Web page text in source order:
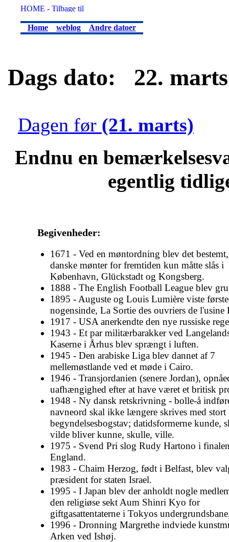
Home weblog Andre datoer
Dags dato: 22.
Dagen før (21. marts)
Endnu en
egentlig
Begivenheder:
1671 - Ved en møntordning blev det
danske mønter for fremtiden kun måtte slås i
København, Glückstadt og Kongsberg.
1888 - The English Football League blev
1895 - Auguste og Louis Lumière viste
nogensinde, La Sortie des ouvriers de l'usine
1917 - USA anerkendte den nye russiske
1943 - Et par militærbarakker ved
Kaserne i Århus blev sprængt i luften.
1945 - Den arabiske Liga blev dannet af 7
mellemøstlande ved et møde i Cairo.
1946 - Transjordanien (senere Jordan),
uafhængighed efter at have været et britisk
1948 - Ny dansk retskrivning - bolle-å
navneord skal ikke længere skrives med stort
begyndelsesbogstav; datidsformerne kunde,
vilde bliver kunne, skulle, ville.
1975 - Svend Pri slog Rudy Hartono i
England.
1983 - Chaim Herzog, født i Belfast, blev
præsident for staten Israel.
1995 - I Japan blev der anholdt nogle
den religiøse sekt Aum Shinri Kyo for
giftgasattentaterne i Tokyos
1996 - Dronning Margrethe indviede
Arken ved Ishøj.